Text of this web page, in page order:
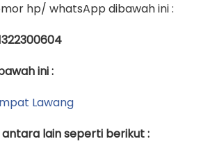
hp/ whatsApp dibawah ini :
ini :
lain seperti berikut :